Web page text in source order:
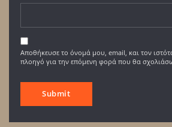
Αποθήκευσε το όνομά μου, email, και τον
πλοηγό για την επόμενη φορά που θα